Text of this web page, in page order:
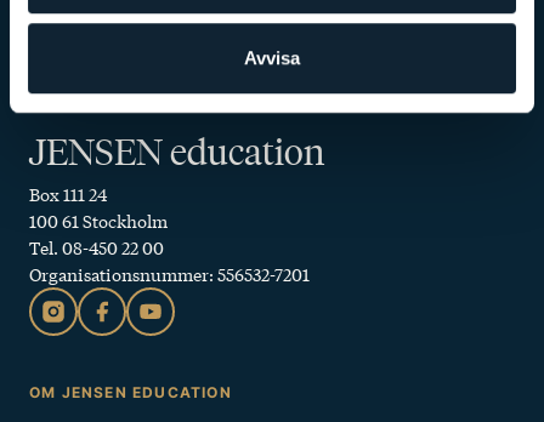
Avvisa
JENSEN education
Box 111 24
100 61 Stockholm
Tel. 08-450 22 00
Organisationsnummer: 556532-7201
Sidfot
OM JENSEN EDUCATION